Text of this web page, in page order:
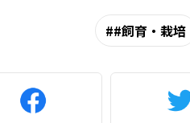
#飼育・栽培